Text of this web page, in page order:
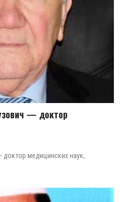
— доктор
доктор медицинских наук,